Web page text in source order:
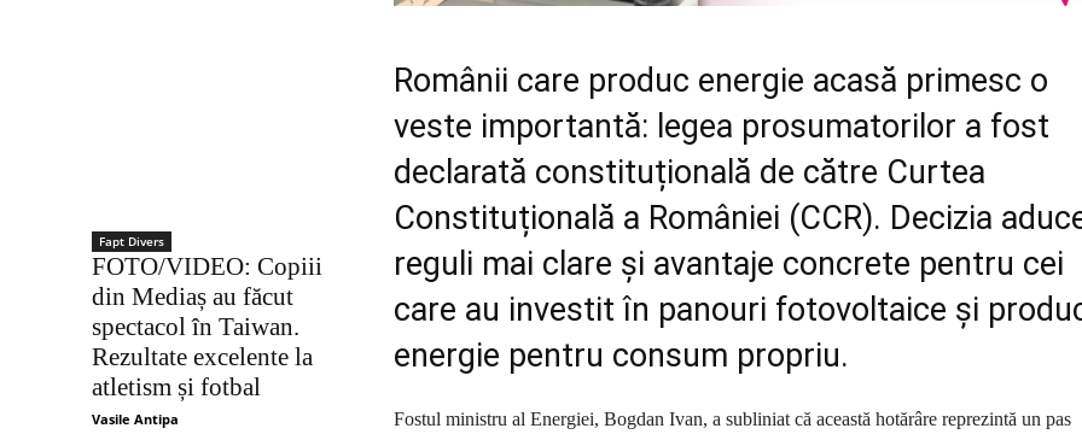
Fapt Divers
FOTO/VIDEO: Copiii
din Mediaș au făcut
spectacol în Taiwan.
Rezultate excelente la
atletism și fotbal
Vasile Antipa
Românii care produc energie acasă primesc o
veste importantă: legea prosumatorilor a fost
declarată constituțională de către Curtea
Constituțională a României (CCR). Decizia
reguli mai clare și avantaje concrete pentru cei
care au investit în panouri fotovoltaice și
energie pentru consum propriu.
Fostul ministru al Energiei, Bogdan Ivan, a subliniat că această hotărâre reprezintă un pas